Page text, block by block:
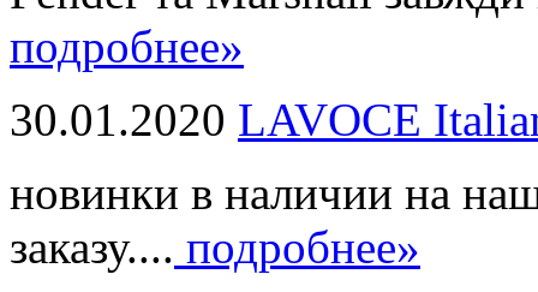
подробнее»
30.01.2020 LAVOCE
новинки в наличии на
заказу.... подробнее»